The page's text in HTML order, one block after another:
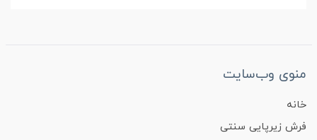
منوی وب‌سایت
خانه
فرش زیرپایی سنتی